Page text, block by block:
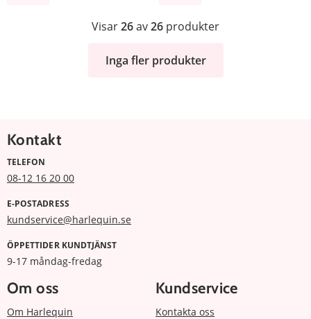
Visar26av26 produkter
Inga fler produkter
Kontakt
TELEFON
08-12 16 20 00
E-POSTADRESS
kundservice@harlequin.se
ÖPPETTIDER KUNDTJÄNST
9-17 måndag-fredag
Om oss
Om Harlequin
Kundservice
Kontakta oss